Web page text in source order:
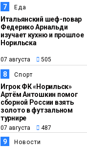
7 Еда
Итальянский шеф-повар
Федерико Арнальди
изучает кухню и прошлое
Норильска
07 августа 505
8 Спорт
Игрок ФК «Норильск»
Артём Антошкин помог
сборной России взять
золото в футзальном
турнире
07 августа 487
9 Новости